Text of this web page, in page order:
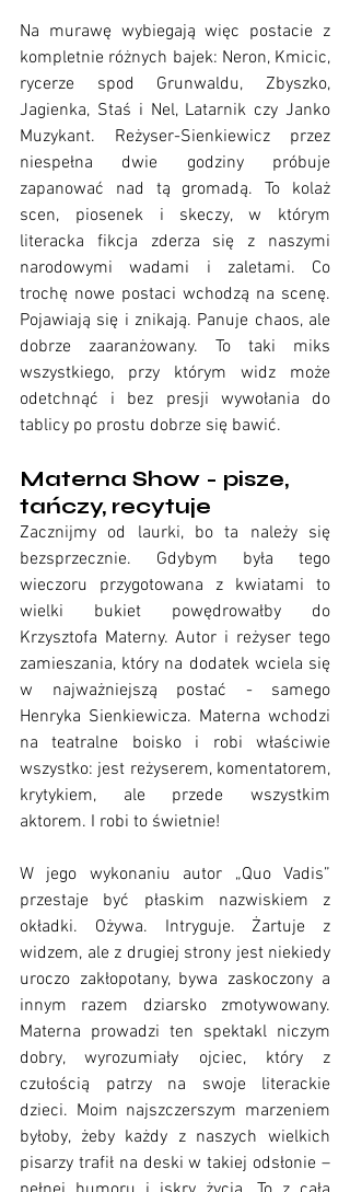
Na murawę wybiegają więc postacie z
kompletnie różnych bajek: Neron, Kmicic,
rycerze spod Grunwaldu, Zbyszko,
Jagienka, Staś i Nel, Latarnik czy Janko
Muzykant. Reżyser-Sienkiewicz przez
niespełna dwie godziny próbuje
zapanować nad tą gromadą. To kolaż
scen, piosenek i skeczy, w którym
literacka fikcja zderza się z naszymi
narodowymi wadami i zaletami. Co
trochę nowe postaci wchodzą na scenę.
Pojawiają się i znikają. Panuje chaos, ale
dobrze zaaranżowany. To taki miks
wszystkiego, przy którym widz może
odetchnąć i bez presji wywołania do
tablicy po prostu dobrze się bawić.
Materna Show - pisze,
tańczy, recytuje
Zacznijmy od laurki, bo ta należy się
bezsprzecznie. Gdybym była tego
wieczoru przygotowana z kwiatami to
wielki bukiet powędrowałby do
Krzysztofa Materny. Autor i reżyser tego
zamieszania, który na dodatek wciela się
w najważniejszą postać - samego
Henryka Sienkiewicza. Materna wchodzi
na teatralne boisko i robi właściwie
wszystko: jest reżyserem, komentatorem,
krytykiem, ale przede wszystkim
aktorem. I robi to świetnie!
W jego wykonaniu autor „Quo Vadis”
przestaje być płaskim nazwiskiem z
okładki. Ożywa. Intryguje. Żartuje z
widzem, ale z drugiej strony jest niekiedy
uroczo zakłopotany, bywa zaskoczony a
innym razem dziarsko zmotywowany.
Materna prowadzi ten spektakl niczym
dobry, wyrozumiały ojciec, który z
czułością patrzy na swoje literackie
dzieci. Moim najszczerszym marzeniem
byłoby, żeby każdy z naszych wielkich
pisarzy trafił na deski w takiej odsłonie –